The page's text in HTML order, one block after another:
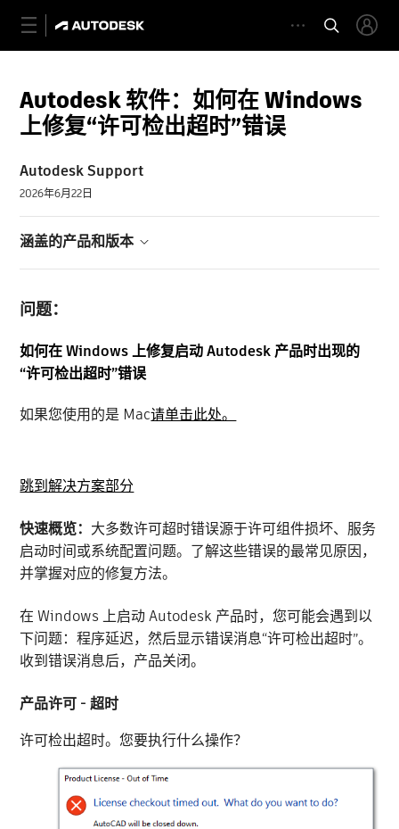
Autodesk 软件：如何在 Windows
上修复“许可检出超时”错误
Autodesk Support
2026年6月22日
涵盖的产品和版本
问题：
如何在 Windows 上修复启动 Autodesk 产品时出现的
“许可检出超时”错误
如果您使用的是 Mac请单击此处。
跳到解决方案部分
快速概览： 大多数许可超时错误源于许可组件损坏、服务
启动时间或系统配置问题。了解这些错误的最常见原因，
并掌握对应的修复方法。
在 Windows 上启动 Autodesk 产品时，您可能会遇到以
下问题：程序延迟，然后显示错误消息“许可检出超时”。
收到错误消息后，产品关闭。
产品许可 - 超时
许可检出超时。您要执行什么操作？